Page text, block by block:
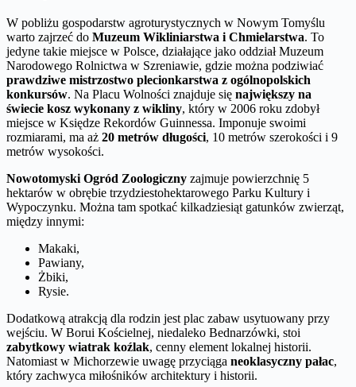
W pobliżu gospodarstw agroturystycznych w Nowym Tomyślu
warto zajrzeć do Muzeum Wikliniarstwa i Chmielarstwa. To
jedyne takie miejsce w Polsce, działające jako oddział Muzeum
Narodowego Rolnictwa w Szreniawie, gdzie można podziwiać
prawdziwe mistrzostwo plecionkarstwa z ogólnopolskich
konkursów. Na Placu Wolności znajduje się największy na
świecie kosz wykonany z wikliny, który w 2006 roku zdobył
miejsce w Księdze Rekordów Guinnessa. Imponuje swoimi
rozmiarami, ma aż 20 metrów długości, 10 metrów szerokości i 9
metrów wysokości.
Nowotomyski Ogród Zoologiczny zajmuje powierzchnię 5
hektarów w obrębie trzydziestohektarowego Parku Kultury i
Wypoczynku. Można tam spotkać kilkadziesiąt gatunków zwierząt,
między innymi:
Makaki,
Pawiany,
Żbiki,
Rysie.
Dodatkową atrakcją dla rodzin jest plac zabaw usytuowany przy
wejściu. W Borui Kościelnej, niedaleko Bednarzówki, stoi
zabytkowy wiatrak koźlak, cenny element lokalnej historii.
Natomiast w Michorzewie uwagę przyciąga neoklasyczny pałac,
który zachwyca miłośników architektury i historii.